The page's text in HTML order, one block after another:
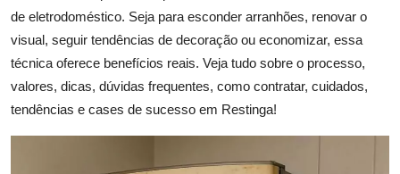
de eletrodoméstico. Seja para esconder arranhões, renovar o
visual, seguir tendências de decoração ou economizar, essa
técnica oferece benefícios reais. Veja tudo sobre o processo,
valores, dicas, dúvidas frequentes, como contratar, cuidados,
tendências e cases de sucesso em Restinga!